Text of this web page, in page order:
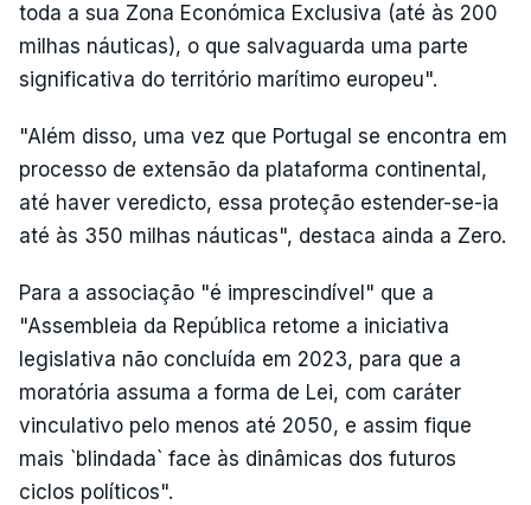
toda a sua Zona Económica Exclusiva (até às 200
milhas náuticas), o que salvaguarda uma parte
significativa do território marítimo europeu".
"Além disso, uma vez que Portugal se encontra em
processo de extensão da plataforma continental,
até haver veredicto, essa proteção estender-se-ia
até às 350 milhas náuticas", destaca ainda a Zero.
Para a associação "é imprescindível" que a
"Assembleia da República retome a iniciativa
legislativa não concluída em 2023, para que a
moratória assuma a forma de Lei, com caráter
vinculativo pelo menos até 2050, e assim fique
mais `blindada` face às dinâmicas dos futuros
ciclos políticos".